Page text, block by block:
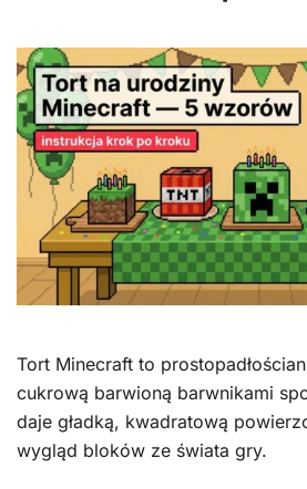
Tort Minecraft to
cukrową barwioną barwnikami
daje gładką, kwadratową
wygląd bloków ze świata gry.